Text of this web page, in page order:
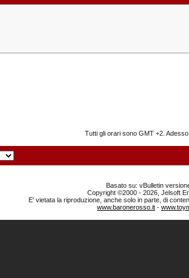
Tutti gli orari sono GMT +2.
Basato su: vBulletin
Copyright ©2000 - 2026, Jelsoft
E' vietata la riproduzione, anche solo in parte, di
www.baronerosso.it -